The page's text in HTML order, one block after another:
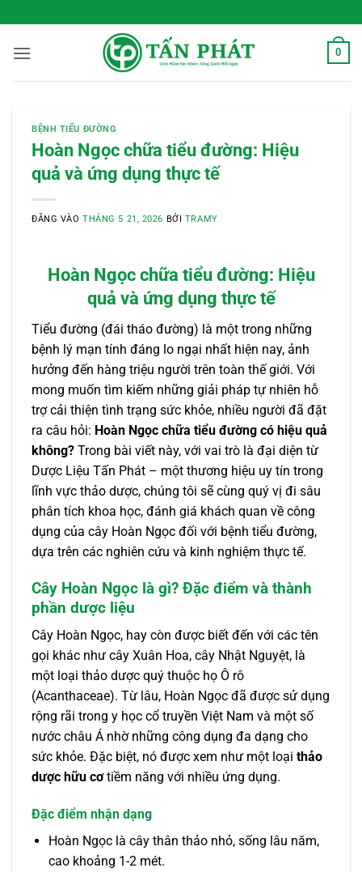
qua
nội
0
BỆNH TIỂU ĐƯỜNG
Hoàn Ngọc chữa tiểu đường: Hiệu
quả và ứng dụng thực tế
ĐĂNG VÀOTHÁNG 5 21, 2026 BỞI TRAMY
Hoàn Ngọc chữa tiểu đường: Hiệu
quả và ứng dụng thực tế
Tiểu đường (đái tháo đường) là một trong những
bệnh lý mạn tính đáng lo ngại nhất hiện nay, ảnh
hưởng đến hàng triệu người trên toàn thế giới. Với
mong muốn tìm kiếm những giải pháp tự nhiên hỗ
trợ cải thiện tình trạng sức khỏe, nhiều người đã đặt
ra câu hỏi: Hoàn Ngọc chữa tiểu đường có hiệu quả
không? Trong bài viết này, với vai trò là đại diện từ
Dược Liệu Tấn Phát – một thương hiệu uy tín trong
lĩnh vực thảo dược, chúng tôi sẽ cùng quý vị đi sâu
phân tích khoa học, đánh giá khách quan về công
dụng của cây Hoàn Ngọc đối với bệnh tiểu đường,
dựa trên các nghiên cứu và kinh nghiệm thực tế.
Cây Hoàn Ngọc là gì? Đặc điểm và thành
phần dược liệu
Cây Hoàn Ngọc, hay còn được biết đến với các tên
gọi khác như cây Xuân Hoa, cây Nhật Nguyệt, là
một loại thảo dược quý thuộc họ Ô rô
(Acanthaceae). Từ lâu, Hoàn Ngọc đã được sử dụng
rộng rãi trong y học cổ truyền Việt Nam và một số
nước châu Á nhờ những công dụng đa dạng cho
sức khỏe. Đặc biệt, nó được xem như một loại thảo
dược hữu cơtiềm năng với nhiều ứng dụng.
Đặc điểm nhận dạng
Hoàn Ngọc là cây thân thảo nhỏ, sống lâu năm,
cao khoảng 1-2 mét.